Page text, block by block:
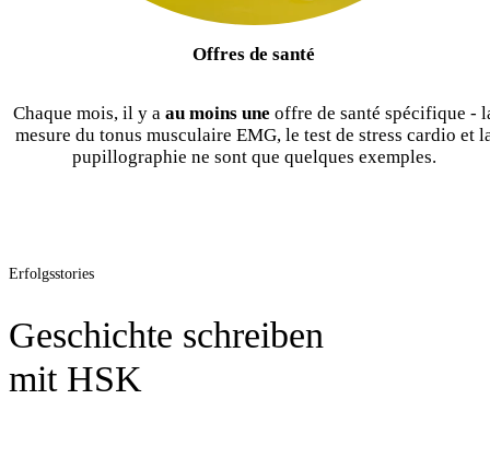
Offres de santé
Chaque mois, il y a au moins une offre de santé spécifique -
mesure du tonus musculaire EMG, le test de stress cardio et
pupillographie ne sont que quelques exemples.
Erfolgsstories
Geschichte schreiben
mit HSK